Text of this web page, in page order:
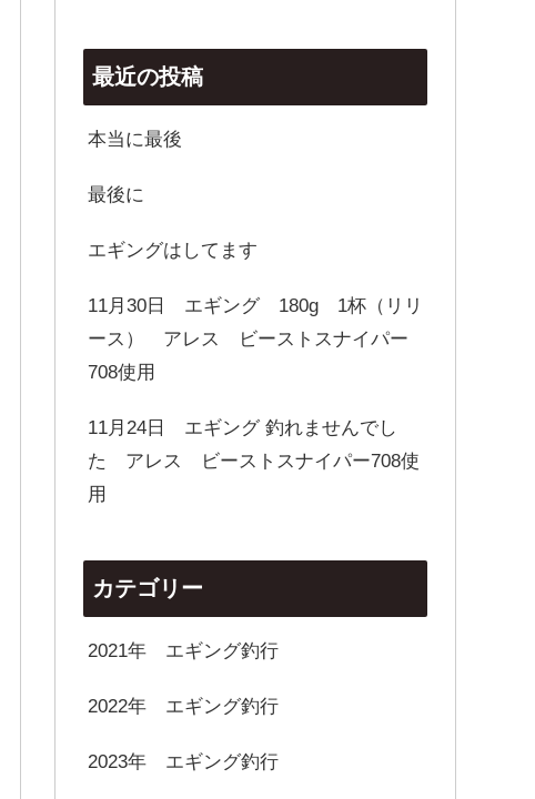
最近の投稿
本当に最後
最後に
エギングはしてます
11月30日 エギング 180g 1杯（リリ
ース） アレス ビーストスナイパー
708使用
11月24日 エギング 釣れませんでし
た アレス ビーストスナイパー708使
用
カテゴリー
2021年 エギング釣行
2022年 エギング釣行
2023年 エギング釣行